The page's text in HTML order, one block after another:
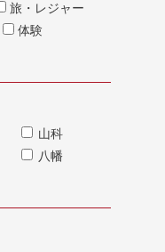
旅・レジャー
体験
山科
八幡